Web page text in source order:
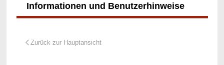
Informationen und Benutzerhinweise